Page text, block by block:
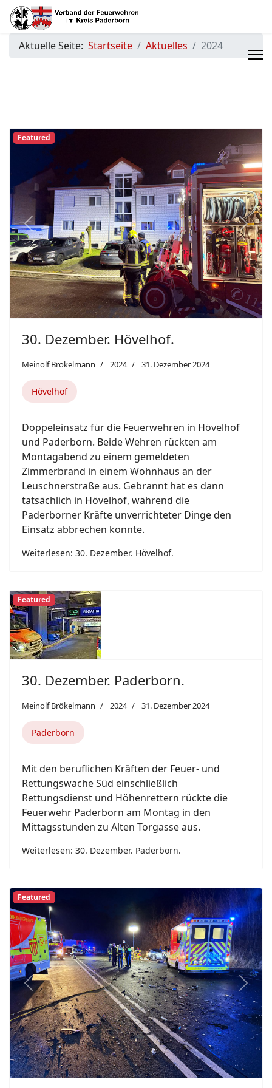
Aktuelle Seite: Startseite Aktuelles 2024
Previous Next
Featured
30. Dezember. Hövelhof.
Meinolf Brökelmann 2024 31. Dezember 2024
Hövelhof
Doppeleinsatz für die Feuerwehren in Hövelhof
und Paderborn. Beide Wehren rückten am
Montagabend zu einem gemeldeten
Zimmerbrand in einem Wohnhaus an der
Leuschnerstraße aus. Gebrannt hat es dann
tatsächlich in Hövelhof, während die
Paderborner Kräfte unverrichteter Dinge den
Einsatz abbrechen konnte.
Weiterlesen: 30. Dezember. Hövelhof.
Featured
30. Dezember. Paderborn.
Meinolf Brökelmann 2024 31. Dezember 2024
Paderborn
Mit den beruflichen Kräften der Feuer- und
Rettungswache Süd einschließlich
Rettungsdienst und Höhenrettern rückte die
Feuerwehr Paderborn am Montag in den
Mittagsstunden zu Alten Torgasse aus.
Weiterlesen: 30. Dezember. Paderborn.
Previous Next
Featured